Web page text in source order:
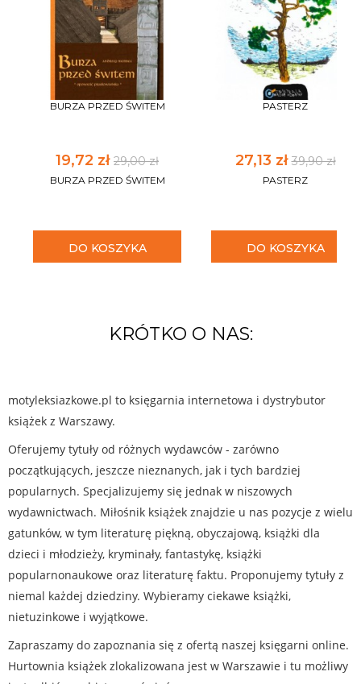
BURZA PRZED ŚWITEM
19,72 zł 29,00 zł
BURZA PRZED ŚWITEM
DO KOSZYKA
PASTERZ
27,13 zł39,90 zł
PASTERZ
DO KOSZYKA
KRÓTKO O NAS:
motyleksiazkowe.pl to księgarnia internetowa i dystrybutor
książek z Warszawy.
Oferujemy tytuły od różnych wydawców - zarówno
początkujących, jeszcze nieznanych, jak i tych bardziej
popularnych. Specjalizujemy się jednak w niszowych
wydawnictwach. Miłośnik książek znajdzie u nas pozycje z wielu
gatunków, w tym literaturę piękną, obyczajową, książki dla
dzieci i młodzieży, kryminały, fantastykę, książki
popularnonaukowe oraz literaturę faktu. Proponujemy tytuły z
niemal każdej dziedziny. Wybieramy ciekawe książki,
nietuzinkowe i wyjątkowe.
Zapraszamy do zapoznania się z ofertą naszej księgarni online.
Hurtownia książek zlokalizowana jest w Warszawie i tu możliwy